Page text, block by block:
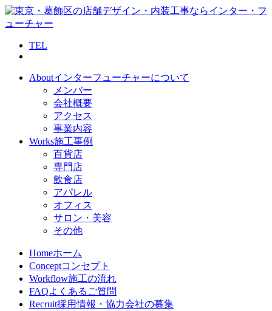
TEL
Aboutインターフューチャーについて
メンバー
会社概要
アクセス
事業内容
Works施工事例
百貨店
専門店
飲食店
アパレル
オフィス
サロン・美容
その他
Homeホーム
Conceptコンセプト
Workflow施工の流れ
FAQよくあるご質問
Recruit採用情報・協力会社の募集